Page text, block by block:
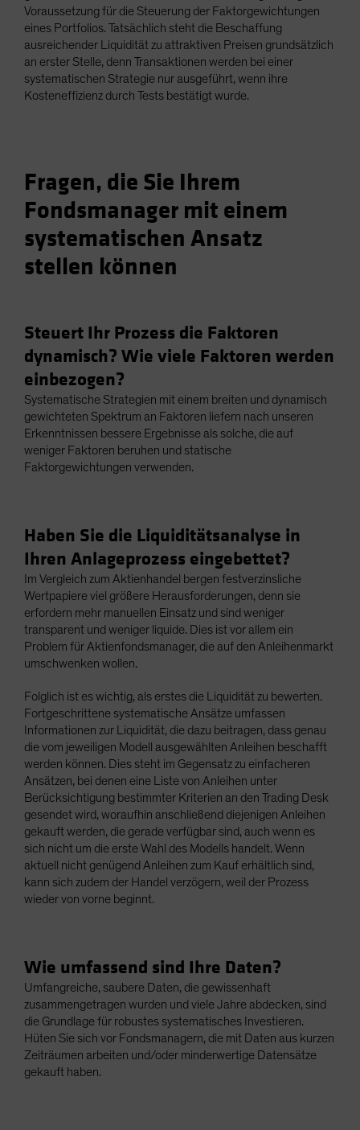
Voraussetzung für die Steuerung der Faktorgewichtungen
eines Portfolios. Tatsächlich steht die Beschaffung
ausreichender Liquidität zu attraktiven Preisen grundsätzlich
an erster Stelle, denn Transaktionen werden bei einer
systematischen Strategie nur ausgeführt, wenn ihre
Kosteneffizienz durch Tests bestätigt wurde.
Fragen, die Sie Ihrem
Fondsmanager mit einem
systematischen Ansatz
stellen können
Steuert Ihr Prozess die Faktoren
dynamisch? Wie viele Faktoren werden
einbezogen?
Systematische Strategien mit einem breiten und dynamisch
gewichteten Spektrum an Faktoren liefern nach unseren
Erkenntnissen bessere Ergebnisse als solche, die auf
weniger Faktoren beruhen und statische
Faktorgewichtungen verwenden.
Haben Sie die Liquiditätsanalyse in
Ihren Anlageprozess eingebettet?
Im Vergleich zum Aktienhandel bergen festverzinsliche
Wertpapiere viel größere Herausforderungen, denn sie
erfordern mehr manuellen Einsatz und sind weniger
transparent und weniger liquide. Dies ist vor allem ein
Problem für Aktienfondsmanager, die auf den Anleihenmarkt
umschwenken wollen.
Folglich ist es wichtig, als erstes die Liquidität zu bewerten.
Fortgeschrittene systematische Ansätze umfassen
Informationen zur Liquidität, die dazu beitragen, dass genau
die vom jeweiligen Modell ausgewählten Anleihen beschafft
werden können. Dies steht im Gegensatz zu einfacheren
Ansätzen, bei denen eine Liste von Anleihen unter
Berücksichtigung bestimmter Kriterien an den Trading Desk
gesendet wird, woraufhin anschließend diejenigen Anleihen
gekauft werden, die gerade verfügbar sind, auch wenn es
sich nicht um die erste Wahl des Modells handelt. Wenn
aktuell nicht genügend Anleihen zum Kauf erhältlich sind,
kann sich zudem der Handel verzögern, weil der Prozess
wieder von vorne beginnt.
Wie umfassend sind Ihre Daten?
Umfangreiche, saubere Daten, die gewissenhaft
zusammengetragen wurden und viele Jahre abdecken, sind
die Grundlage für robustes systematisches Investieren.
Hüten Sie sich vor Fondsmanagern, die mit Daten aus kurzen
Zeiträumen arbeiten und/oder minderwertige Datensätze
gekauft haben.